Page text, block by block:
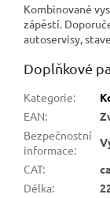
Kombinované
zápěstí.
autoservisy,
Doplňkové
Kategorie:
EAN:
Bezpečnostní
informace:
CAT:
Délka: